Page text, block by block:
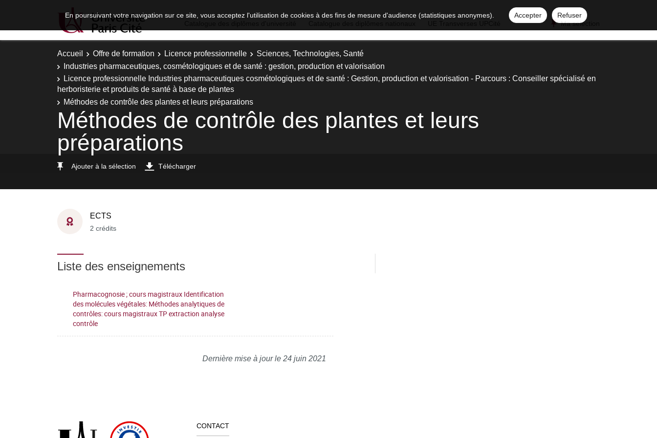
En poursuivant votre navigation sur ce site, vous acceptez l'utilisation de cookies à des fins de mesure d'audience (statistiques anonymes). Accepter
Refuser
Ma sélection
Accueil Offre de formation Licence professionnelle
Sciences, Technologies, Santé
Industries pharmaceutiques, cosmétologiques et de santé : gestion, production et valorisation
Licence professionnelle Industries pharmaceutiques cosmétologiques et de santé : Gestion, production et valorisation - Parcours : Conseiller spécialisé en
herboristerie et produits de santé à base de plantes
Méthodes de contrôle des plantes et leurs préparations
Méthodes de contrôle des plantes et leurs
préparations
Ajouter à la sélection Télécharger
ECTS
2 crédits
Liste des enseignements
Pharmacognosie ; cours magistraux Identification
des molécules végétales: Méthodes analytiques de
contrôles: cours magistraux TP extraction analyse
contrôle
Dernière mise à jour le 24 juin 2021
CONTACT